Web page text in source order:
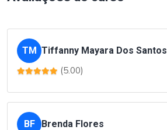
TM Tiffanny Mayara Dos Santos
(5.00)
BF Brenda Flores